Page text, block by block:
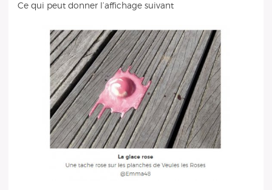
Ce qui peut donner l’affichage suivant